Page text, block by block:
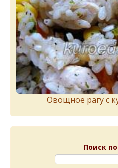
Овощное рагу с
Поиск